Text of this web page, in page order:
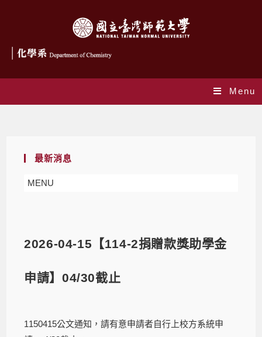
Menu
最新消息
MENU
2026-04-15【114-2捐贈款獎助學金
申請】04/30截止
1150415公文通知，請有意申請者自行上校方系統申